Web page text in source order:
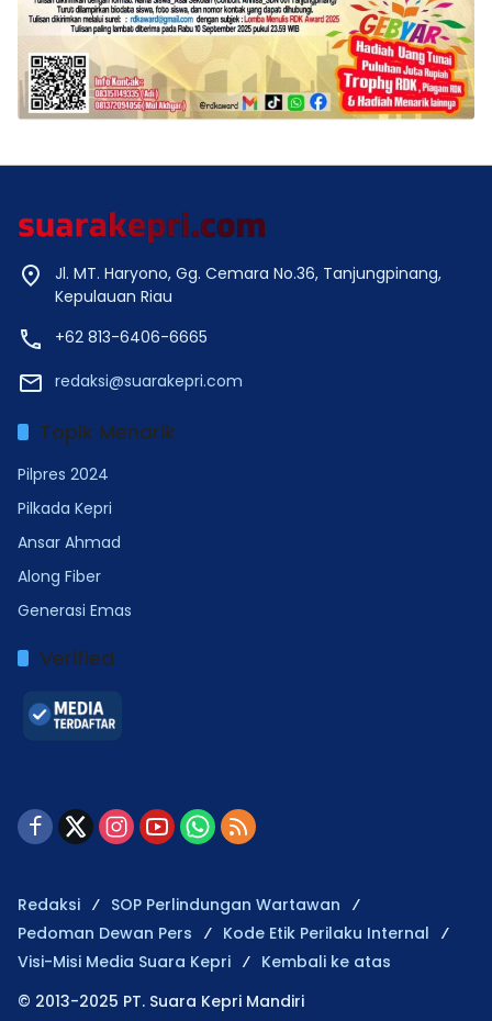
Jl. MT. Haryono, Gg. Cemara No.36, Tanjungpinang,
Kepulauan Riau
+62 813-6406-6665
redaksi@suarakepri.com
Topik Menarik
Pilpres 2024
Pilkada Kepri
Ansar Ahmad
Along Fiber
Generasi Emas
Verified
Redaksi
SOP Perlindungan Wartawan
Pedoman Dewan Pers
Kode Etik Perilaku Internal
Visi-Misi Media Suara Kepri
Kembali ke atas
© 2013-2025 PT. Suara Kepri Mandiri